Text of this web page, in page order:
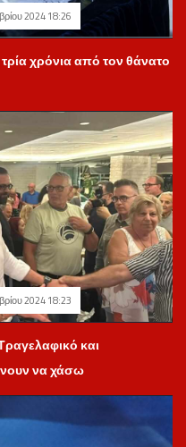
2024 18:26
χρόνια από τον θάνατο
2024 18:23
και
να χάσω